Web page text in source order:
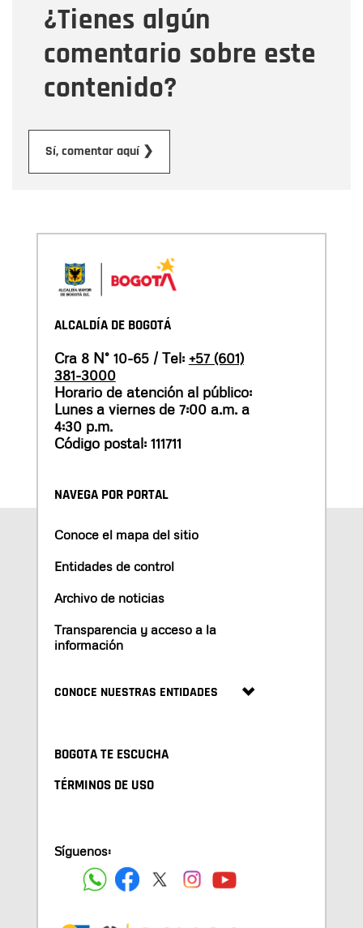
¿Tienes algún
comentario sobre este
contenido?
Sí, comentar aquí ❯
Mensaje
ALCALDÍA DE BOGOTÁ
Cra 8 N° 10-65 / Tel: +57 (601)
381-3000
Horario de atención al público:
Lunes a viernes de 7:00 a.m. a
4:30 p.m.
Código postal: 111711
NAVEGA POR PORTAL
Conoce el mapa del sitio
Entidades de control
Archivo de noticias
Transparencia y acceso a la
información
CONOCE NUESTRAS ENTIDADES
BOGOTA TE ESCUCHA
TÉRMINOS DE USO
Síguenos: